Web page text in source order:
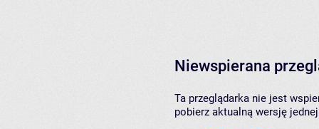
Niewspierana
Ta przeglądarka nie jest
pobierz aktualną wersję